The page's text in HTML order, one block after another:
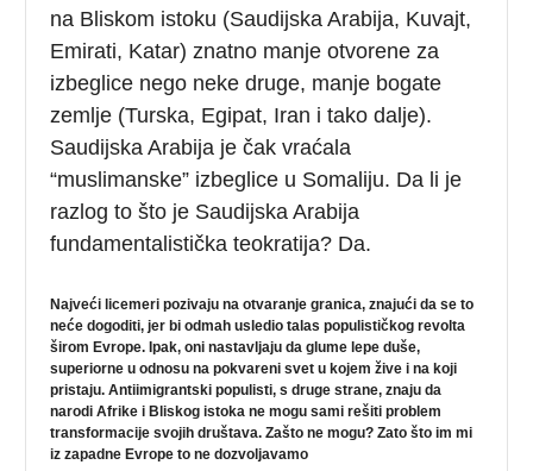
na Bliskom istoku (Saudijska Arabija, Kuvajt,
Emirati, Katar) znatno manje otvorene za
izbeglice nego neke druge, manje bogate
zemlje (Turska, Egipat, Iran i tako dalje).
Saudijska Arabija je čak vraćala
“muslimanske” izbeglice u Somaliju. Da li je
razlog to što je Saudijska Arabija
fundamentalistička teokratija? Da.
Najveći licemeri pozivaju na otvaranje granica, znajući da se to
neće dogoditi, jer bi odmah usledio talas populističkog revolta
širom Evrope. Ipak, oni nastavljaju da glume lepe duše,
superiorne u odnosu na pokvareni svet u kojem žive i na koji
pristaju. Antiimigrantski populisti, s druge strane, znaju da
narodi Afrike i Bliskog istoka ne mogu sami rešiti problem
transformacije svojih društava. Zašto ne mogu? Zato što im mi
iz zapadne Evrope to ne dozvoljavamo